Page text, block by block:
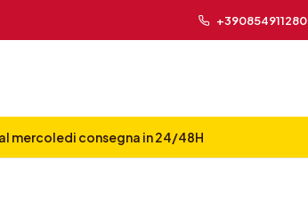
+390854911280
mercoledi consegna in 24/48H